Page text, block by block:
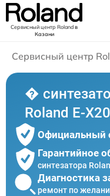
Сервисный центр Rolandв
Казани
Сервисный центр
�
Roland E-X20
Официальный
Гарантийное
синтезатора
Диагностика
ремонт по